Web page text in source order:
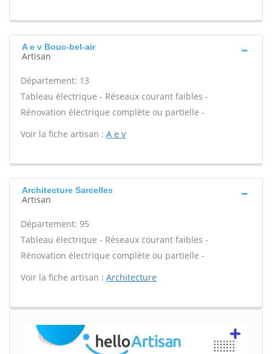
A e v Bouc-bel-air
Artisan
Département: 13
Tableau électrique - Réseaux courant faibles -
Rénovation électrique complète ou partielle -
Voir la fiche artisan : A e v
Architecture Sarcelles
Artisan
Département: 95
Tableau électrique - Réseaux courant faibles -
Rénovation électrique complète ou partielle -
Voir la fiche artisan : Architecture